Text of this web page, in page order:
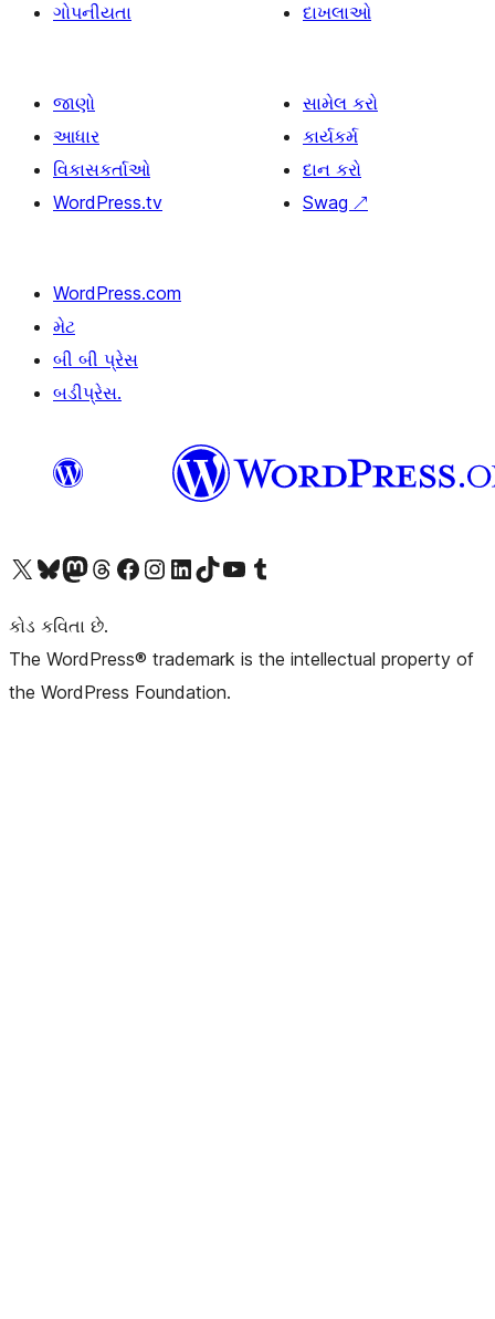
ગોપનીયતા
દાખલાઓ
જાણો
આધાર
વિકાસકર્તાઓ
WordPress.tv
સામેલ કરો
કાર્યકર્મ
દાન કરો
Swag ↗
WordPress.com
મેટ
બી બી પ્રેસ
બડીપ્રેસ.
અમારા X (અગાઉ ટ્વિટર) એકાઉન્ટની મુલાકાત લોઅમારા Bluesky એકાઉન્ટની મુલાકાત લોઅમારા માસ્ટોડોન એકાઉન્ટની મુલાકાત લોઅમારા Threads એકાઉન્ટની મુલાકાત લો અમારા ફેસબુક પેજની મુલાકાત લોઅમારા ઇન્સ્ટાગ્રામ એકાઉન્ટની મુલાકાત લો અમારા LinkedIn એકાઉન્ટની મુલાકાત લોઅમારા TikTok એકાઉન્ટની મુલાકાત લોઅમારી YouTube ચેનલની મુલાકાત લો અમારા Tumblr એકાઉન્ટની મુલાકાત લો
કોડ કવિતા છે.
The WordPress® trademark is the intellectual property of
the WordPress Foundation.